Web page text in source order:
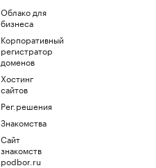
Облако для
бизнеса
Корпоративный
регистратор
доменов
Хостинг
сайтов
Рег.решения
Знакомства
Сайт
знакомств
podbor.ru